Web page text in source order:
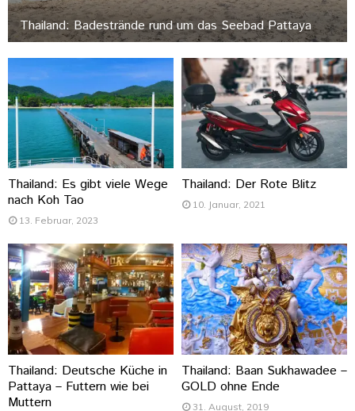
Thailand: Badestrände rund um das Seebad Pattaya
Thailand: Es gibt viele Wege
nach Koh Tao
13. Februar, 2023
Thailand: Der Rote Blitz
10. Januar, 2021
Thailand: Deutsche Küche in
Pattaya – Futtern wie bei
Muttern
Thailand: Baan Sukhawadee –
GOLD ohne Ende
31. August, 2019